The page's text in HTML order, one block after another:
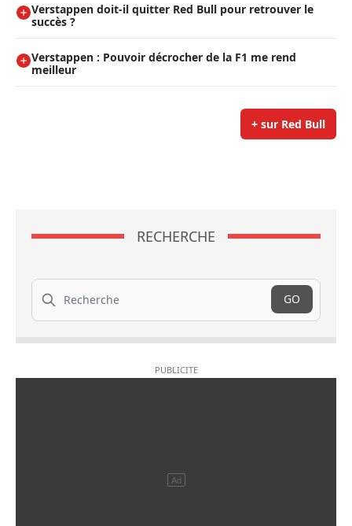
Verstappen doit-il quitter Red Bull pour retrouver le
succès ?
Verstappen : Pouvoir décrocher de la F1 me rend
meilleur
+ sur Red Bull
RECHERCHE
Recherche
GO